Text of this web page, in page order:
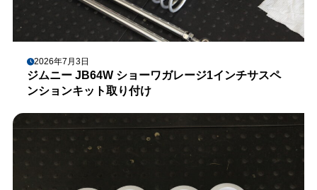
2026年7月3日
ジムニー JB64W ショーワガレージ1インチサスペ
ンションキット取り付け